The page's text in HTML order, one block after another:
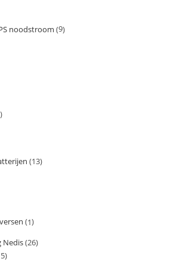
noodstroom 9
13
1
Nedis 26